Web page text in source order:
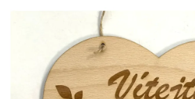
PERSONALIZOVANÉ DÁRKY ✨
DÁRKY